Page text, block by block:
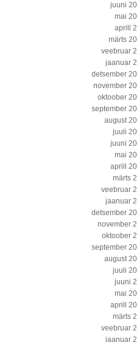
juuni
mai
aprill
märts
veebruar
jaanuar
detsember
november
oktoober
september
august
juuli
juuni
mai
aprill
märts
veebruar
jaanuar
detsember
november
oktoober
september
august
juuli
juuni
mai
aprill
märts
veebruar
jaanuar